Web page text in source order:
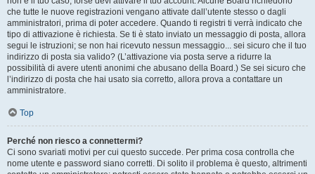
che tutte le nuove registrazioni vengano attivate dall’utente stesso o dagli
amministratori, prima di poter accedere. Quando ti registri ti verrà indicato che
tipo di attivazione è richiesta. Se ti è stato inviato un messaggio di posta, allora
segui le istruzioni; se non hai ricevuto nessun messaggio... sei sicuro che il tuo
indirizzo di posta sia valido? (L’attivazione via posta serve a ridurre la
possibilità di avere utenti anonimi che abusano della Board.) Se sei sicuro che
l’indirizzo di posta che hai usato sia corretto, allora prova a contattare un
amministratore.
Top
Perché non riesco a connettermi?
Ci sono svariati motivi per cui questo succede. Per prima cosa controlla che
nome utente e password siano corretti. Di solito il problema è questo, altrimenti